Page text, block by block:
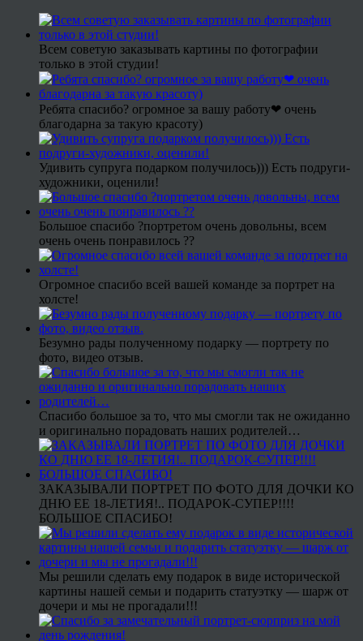
Всем советую заказывать картины по фотографии
только в этой студии!
Ребята спасибо? огромное за вашу работу❤ очень
благодарна за такую красоту)
Удивить супруга подарком получилось))) Есть подруги-
художники, оценили!
Большое спасибо ?портретом очень довольны, всем
очень очень понравилось ??
Огромное спасибо всей вашей команде за портрет на
холсте!
Безумно рады полученному подарку — портрету по
фото, видео отзыв.
Спасибо большое за то, что мы смогли так не ожиданно
и оригинально порадовать наших родителей…
ЗАКАЗЫВАЛИ ПОРТРЕТ ПО ФОТО ДЛЯ ДОЧКИ КО
ДНЮ ЕЕ 18-ЛЕТИЯ!.. ПОДАРОК-СУПЕР!!!!
БОЛЬШОЕ СПАСИБО!
Мы решили сделать ему подарок в виде исторической
картины нашей семьи и подарить статуэтку — шарж от
дочери и мы не прогадали!!!